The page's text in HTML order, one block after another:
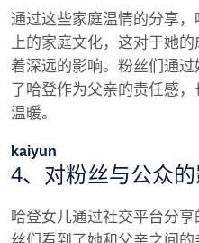
通过这些家庭温情的分享
上的家庭文化，这对于她
着深远的影响。粉丝们通
了哈登作为父亲的责任感
温暖。
kaiyun
4、对粉丝与公众
哈登女儿通过社交平台分